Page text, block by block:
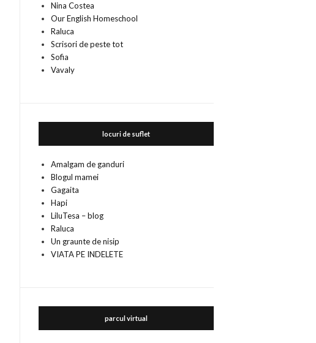
Nina Costea
Our English Homeschool
Raluca
Scrisori de peste tot
Sofia
Vavaly
locuri de suflet
Amalgam de ganduri
Blogul mamei
Gagaita
Hapi
LiluTesa – blog
Raluca
Un graunte de nisip
VIATA PE INDELETE
parcul virtual